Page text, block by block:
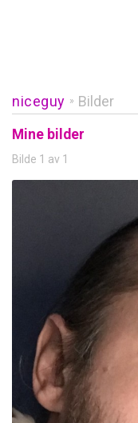
niceguy » Bilder
Mine bilder
Bilde 1 av 1